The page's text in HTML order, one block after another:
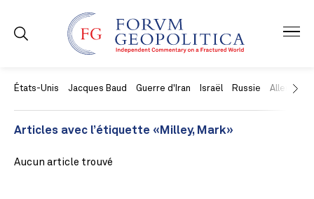
États-Unis Jacques Baud Guerre d'Iran Israël Russie Allemagne
Articles avec l’étiquette «Milley, Mark»
Aucun article trouvé